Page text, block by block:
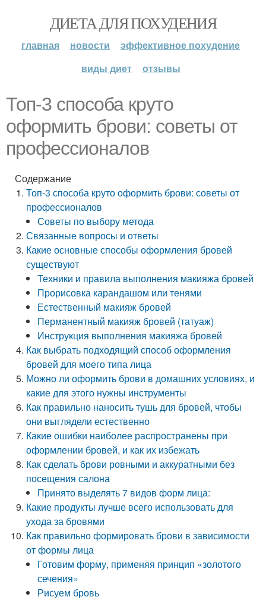
ДИЕТА ДЛЯ ПОХУДЕНИЯ
главная новости
эффективное похудение
виды диет
отзывы
Топ-3 способа круто
оформить брови: советы от
профессионалов
Содержание
Топ-3 способа круто оформить брови: советы от
профессионалов
Советы по выбору метода
Связанные вопросы и ответы
Какие основные способы оформления бровей
существуют
Техники и правила выполнения макияжа бровей
Прорисовка карандашом или тенями
Естественный макияж бровей
Перманентный макияж бровей (татуаж)
Инструкция выполнения макияжа бровей
Как выбрать подходящий способ оформления
бровей для моего типа лица
Можно ли оформить брови в домашних условиях, и
какие для этого нужны инструменты
Как правильно наносить тушь для бровей, чтобы
они выглядели естественно
Какие ошибки наиболее распространены при
оформлении бровей, и как их избежать
Как сделать брови ровными и аккуратными без
посещения салона
Принято выделять 7 видов форм лица:
Какие продукты лучше всего использовать для
ухода за бровями
Как правильно формировать брови в зависимости
от формы лица
Готовим форму, применяя принцип «золотого
сечения»
Рисуем бровь